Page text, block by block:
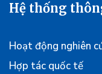
Hệ thống
Hoạt động nghiên
Hợp tác quốc tế